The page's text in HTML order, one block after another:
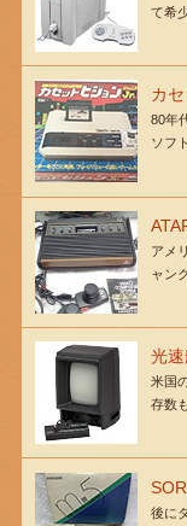
て希
カ
80年
ソフ
アメ
ャン
光
米国
存数
後に